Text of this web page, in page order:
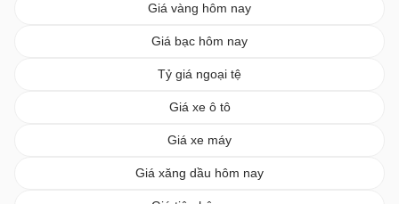
Giá vàng hôm nay
Giá bạc hôm nay
Tỷ giá ngoại tệ
Giá xe ô tô
Giá xe máy
Giá xăng dầu hôm nay